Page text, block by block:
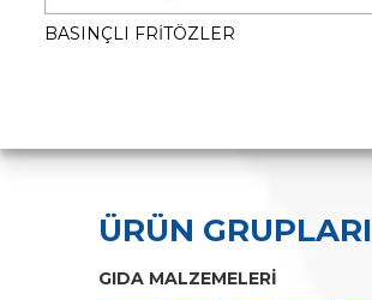
BASINÇLI FRİTÖZLER
ÜRÜN GRUPLARI
GIDA MALZEMELERİ